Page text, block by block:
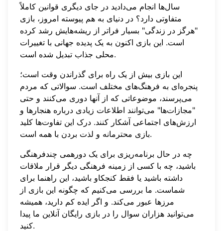
سال‌ها انجام می‌دادید در جای دیگری قوانین کاملاً
متفاوتی دارد؟ در دنیای به هم پیوسته امروز، بازی
"هرگز در زندگی" بسیار فراتر از ریشه‌هایش رشد کرده
است. این بازی اکنون به یک پدیده جهانی با تغییرات
محلی جذاب تبدیل شده است.
این بازی بیش از یک راه برای گذراندن وقت است؛
پنجره‌ای به فرهنگ‌های مختلف است. سوالاتی که مردم
می‌پرسند، موضوعاتی که از آنها دوری می‌کنند و حتی
"مجازات‌ها" می‌توانند اطلاعات زیادی درباره هنجارها و
ارزش‌های اجتماعی آشکار کنند. درک این تفاوت‌ها کلید
بازی محترمانه و لذت بردن با همه است.
چه در حال برنامه‌ریزی برای یک دورهمی چندفرهنگی
باشید، چه با کسی از زمینه فرهنگی دیگر قرار ملاقات
داشته باشید یا فقط کنجکاو باشید، این راهنما برای
شماست. ما بررسی می‌کنیم که چگونه این بازی از
مرزها عبور می‌کند. و اگر ایده کم دارید، همیشه
می‌توانید هزاران سوال را در بازی رایگان آنلاین ما پیدا
کنید.